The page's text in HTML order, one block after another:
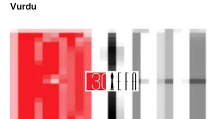
Vurdu
09.12.2017